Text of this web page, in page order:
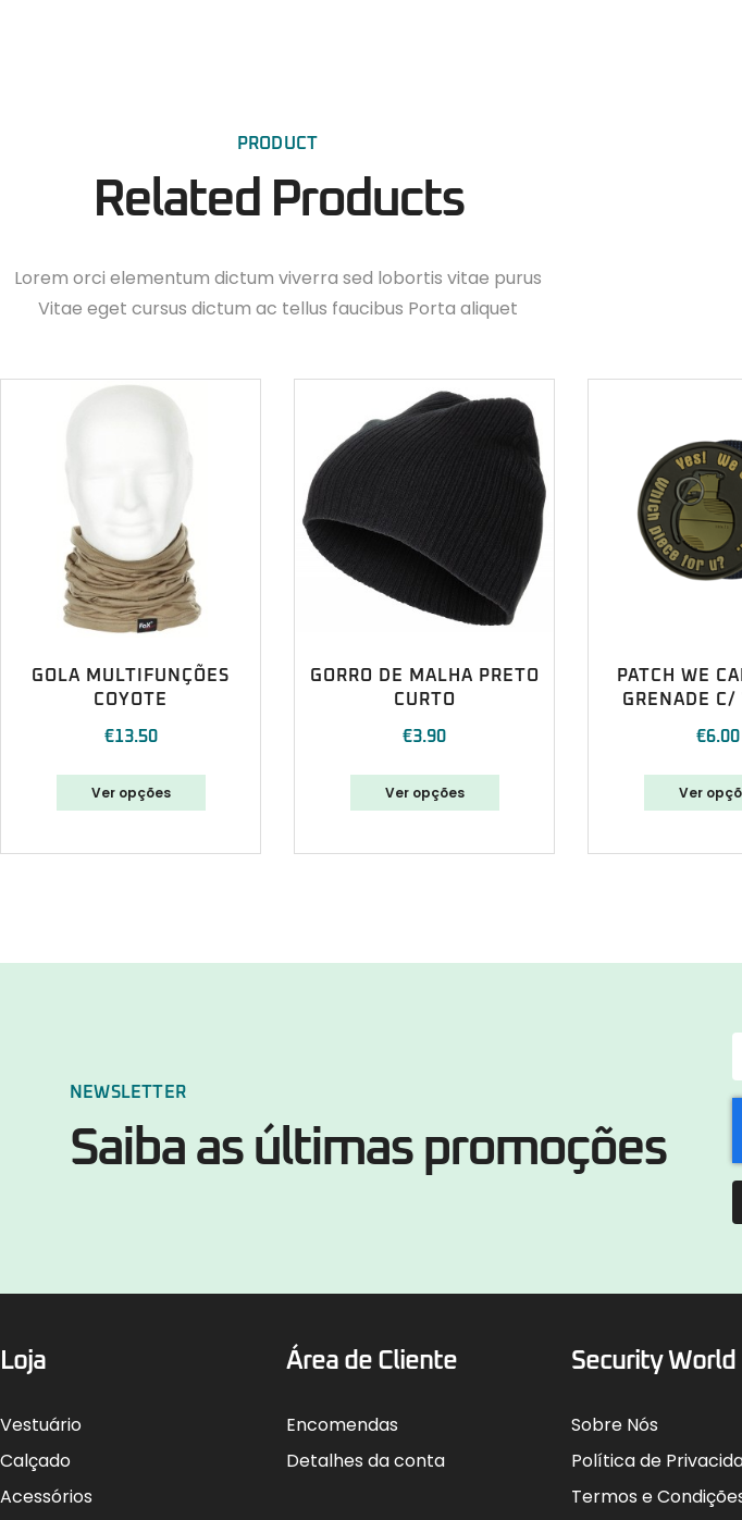
PRODUCT
Related Products
Lorem orci elementum dictum viverra sed lobortis vitae purus
Vitae eget cursus dictum ac tellus faucibus Porta aliquet
GOLA MULTIFUNÇÕES
COYOTE
€13.50
Ver opções
GORRO DE MALHA PRETO
CURTO
€3.90
Ver opções
PATCH WE
GRENADE C/
€6.00
Ver
NEWSLETTER
Saiba as últimas promoções
Loja
Vestuário
Calçado
Acessórios
Área de Cliente
Encomendas
Detalhes da conta
Security World
Sobre Nós
Política de
Termos e